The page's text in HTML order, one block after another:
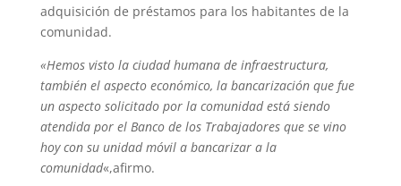
adquisición de préstamos para los habitantes de la
comunidad.
«Hemos visto la ciudad humana de infraestructura,
también el aspecto económico, la bancarización que fue
un aspecto solicitado por la comunidad está siendo
atendida por el Banco de los Trabajadores que se vino
hoy con su unidad móvil a bancarizar a la
comunidad«,afirmo.